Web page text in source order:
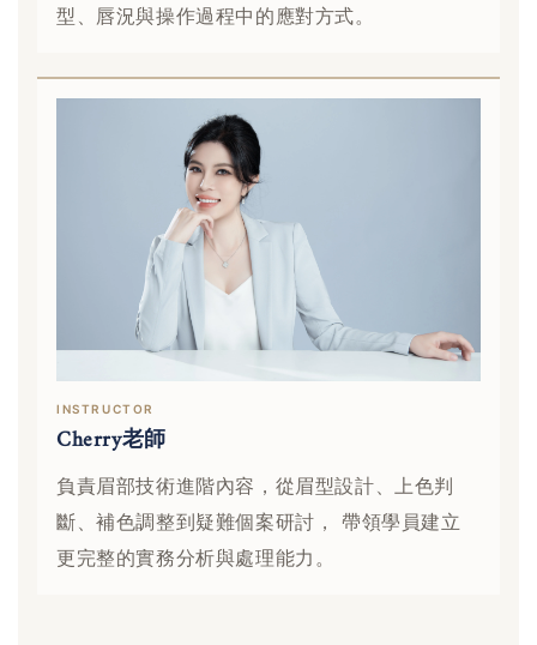
型、唇況與操作過程中的應對方式。
INSTRUCTOR
Cherry老師
負責眉部技術進階內容，從眉型設計、上色判
斷、補色調整到疑難個案研討， 帶領學員建立
更完整的實務分析與處理能力。